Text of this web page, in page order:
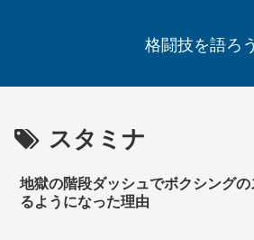
格闘技を語ろう
スタミナ
地獄の階段ダッシュでボクシング
るようになった理由